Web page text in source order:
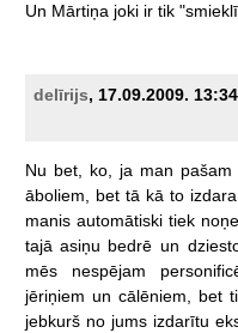
Un Mārtiņa joki ir tik
delīrijs, 17.09.2009.
Nu bet, ko, ja man pašam
āboliem,
bet tā kā to izdara
manis automātiski tiek
tajā asiņu bedrē un
mēs
nespējam
jēriņiem un cālēniem, bet
jebkurš no jums izdarītu